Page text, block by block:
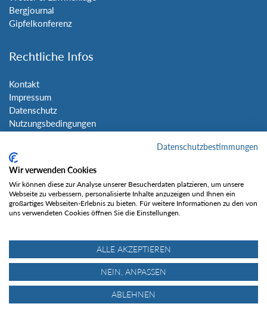
Bergjournal
Gipfelkonferenz
Rechtliche Infos
Kontakt
Impressum
Datenschutz
Nutzungsbedingungen
Social Media
Gefällt mir
Datenschutzbestimmungen
Wir verwenden Cookies
Wir können diese zur Analyse unserer Besucherdaten platzieren, um unsere
Webseite zu verbessern, personalisierte Inhalte anzuzeigen und Ihnen ein
großartiges Webseiten-Erlebnis zu bieten. Für weitere Informationen zu den von
uns verwendeten Cookies öffnen Sie die Einstellungen.
ALLE AKZEPTIEREN
NEIN, ANPASSEN
ABLEHNEN